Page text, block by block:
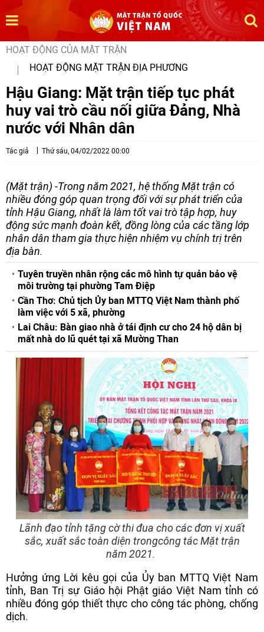
HOẠT ĐỘNG CỦA MẶT TRẬN
HOẠT ĐỘNG MẶT TRẬN ĐỊA PHƯƠNG
Hậu Giang: Mặt trận tiếp tục phát
huy vai trò cầu nối giữa Đảng, Nhà
nước với Nhân dân
Tác giả Thứ sáu, 04/02/2022 00:00
(Mặt trận) -Trong năm 2021, hệ thống Mặt trận có
nhiều đóng góp quan trọng đối với sự phát triển của
tỉnh Hậu Giang, nhất là làm tốt vai trò tập hợp, huy
động sức mạnh đoàn kết, đồng lòng của các tầng lớp
nhân dân tham gia thực hiện nhiệm vụ chính trị trên
địa bàn.
Tuyên truyền nhân rộng các mô hình tự quản bảo vệ
môi trường tại phường Tam Điệp
Cần Thơ: Chủ tịch Ủy ban MTTQ Việt Nam thành phố
làm việc với 5 xã, phường
Lai Châu: Bàn giao nhà ở tái định cư cho 24 hộ dân bị
mất nhà do lũ quét tại xã Mường Than
Lãnh đạo tỉnh tặng cờ thi đua cho các đơn vị xuất
sắc, xuất sắc toàn diện trongcông tác Mặt trận
năm 2021.
Hưởng ứng Lời kêu gọi của Ủy ban MTTQ Việt Nam
tỉnh, Ban Trị sự Giáo hội Phật giáo Việt Nam tỉnh có
nhiều đóng góp thiết thực cho công tác phòng, chống
dịch.